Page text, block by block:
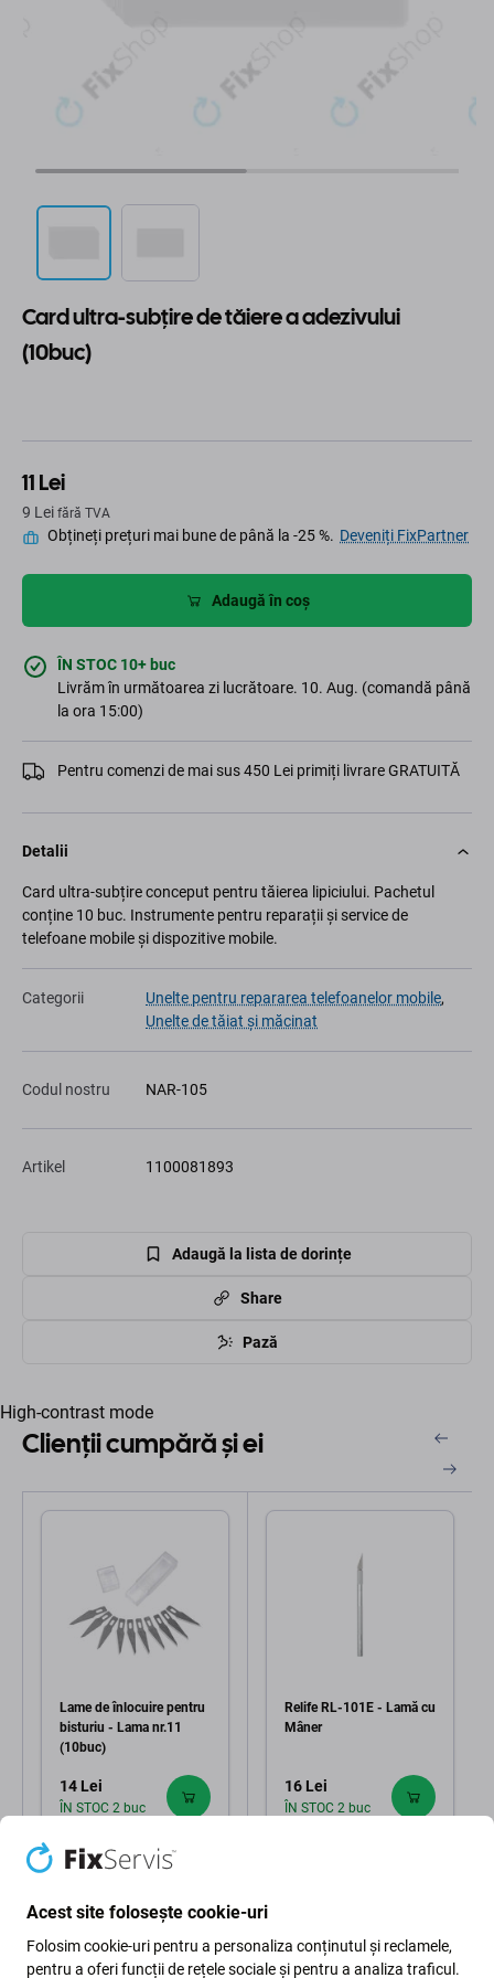
Card ultra-subţire de tăiere a adezivului
(10buc)
11 Lei
9 Lei fără TVA
Obțineți prețuri mai bune de până la -25 %. Deveniți FixPartner
Adaugă în coș
ÎN STOC 10+ buc
Livrăm în următoarea zi lucrătoare. 10. Aug. (comandă până
la ora 15:00)
Pentru comenzi de mai sus 450 Lei primiți livrare GRATUITĂ
Detalii
Card ultra-subțire conceput pentru tăierea lipiciului. Pachetul
conține 10 buc. Instrumente pentru reparații și service de
telefoane mobile și dispozitive mobile.
Categorii Unelte pentru repararea telefoanelor mobile,
Unelte de tăiat și măcinat
Codul nostru NAR-105
Artikel 1100081893
Adaugă la lista de dorințe
Share
Pază
High-contrast mode
Clienții cumpără și ei
Lame de înlocuire pentru
bisturiu - Lama nr.11
(10buc)
14 Lei
ÎN STOC 2 buc
Relife RL-101E - Lamă cu
Mâner
16 Lei
ÎN STOC 2 buc
Acest site folosește cookie-uri
Folosim cookie-uri pentru a personaliza conținutul și reclamele,
pentru a oferi funcții de rețele sociale și pentru a analiza traficul.